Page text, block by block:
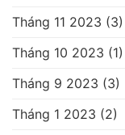
Tháng 11 2023 (3)
Tháng 10 2023 (1)
Tháng 9 2023 (3)
Tháng 1 2023 (2)